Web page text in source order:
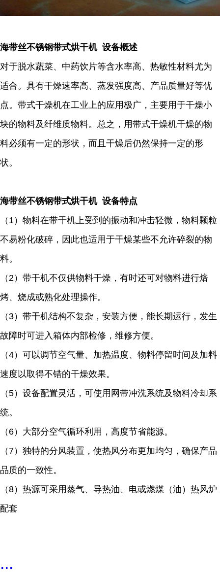
海带丝不锈钢带式烘干机 设备概述
对于脱水蔬菜、中药饮片等含水率高、热敏性材料尤为
适合。具有干燥速率高、蒸发强度高、产品质量好等优
点。带式干燥机在工业上的应用极广，主要用于干燥小
块的物料及纤维质物料。总之，用带式干燥机干燥的物
料必须有一定的形状，而且干燥后仍然保持一定的形
状。
海带丝不锈钢带式烘干机 设备特点
（1）物料在带干机上受到的振动和冲击轻微，物料颗粒
不易粉化破碎，因此也适用于干燥某些不允许碎裂的物
料。
（2）带干机不仅供物料干燥，有时还可对物料进行焙
烤、烧成或熟化处理操作。
（3）带干机结构不复杂，安装方便，能长期运行，发生
故障时可进入箱体内部检修，维修方便。
（4）可以调节空气量、加热温度、物料停留时间及加料
速度以取得不错的干燥效果。
（5）设备配置灵活，可使用网带冲洗系统及物料冷却系
统。
（6）大部分空气循环利用，高度节省能源。
（7）独特的分风装置，使热风分布更加均匀，确保产品
品质的一致性。
（8）热源可采用蒸气、导热油、电或燃煤（油）热风炉
配套
...